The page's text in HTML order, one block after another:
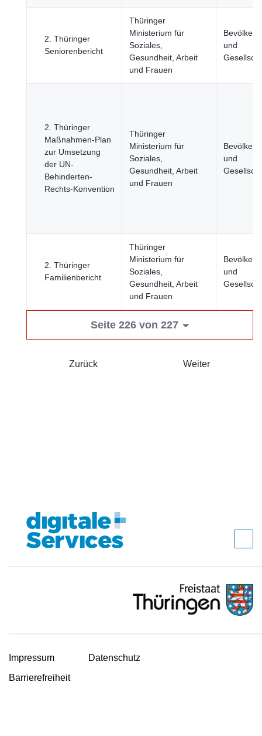
2. Thüringer
Seniorenbericht
Thüringer
Ministerium für
Soziales,
Gesundheit, Arbeit
und Frauen
und
2. Thüringer
Maßnahmen-Plan
zur Umsetzung
der UN-
Behinderten-
Rechts-Konvention
Thüringer
Ministerium für
Soziales,
Gesundheit, Arbeit
und Frauen
und
2. Thüringer
Familienbericht
Thüringer
Ministerium für
Soziales,
Gesundheit, Arbeit
und Frauen
und
Seite 226 von 227
Zurück Weiter
Impressum
Datenschutz
Barrierefreiheit